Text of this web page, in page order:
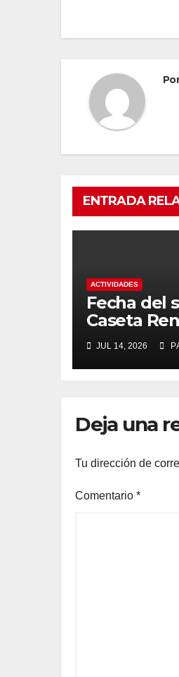
ENTRADA
ACTIVIDADES
Fecha del
Caseta
Feria de
2026
JUL 14, 2026
Deja una
Tu dirección de
Comentario *